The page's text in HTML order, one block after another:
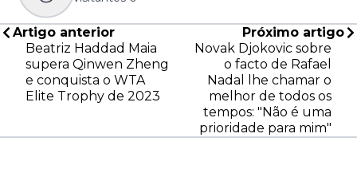
Artigo anterior
Beatriz Haddad Maia
supera Qinwen Zheng
e conquista o WTA
Elite Trophy de 2023
Próximo artigo
Novak Djokovic sobre
o facto de Rafael
Nadal lhe chamar o
melhor de todos os
tempos: "Não é uma
prioridade para mim"